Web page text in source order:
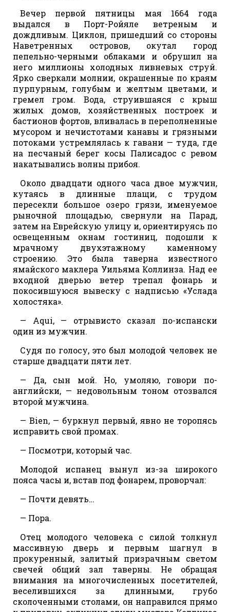
Вечер первой пятницы мая 1664 года
выдался в Порт-Ройяле ветреным и
дождливым. Циклон, пришедший со стороны
Наветренных островов, окутал город
пепельно-черными облаками и обрушил на
него миллионы холодных ливневых струй.
Ярко сверкали молнии, окрашенные по краям
пурпурным, голубым и желтым цветами, и
гремел гром. Вода, струившаяся с крыш
жилых домов, хозяйственных построек и
бастионов фортов, вливалась в переполненные
мусором и нечистотами канавы и грязными
потоками устремлялась к гавани — туда, где
на песчаный берег косы Палисадос с ревом
накатывались волны прибоя.
Около двадцати одного часа двое мужчин,
кутаясь в длинные плащи, с трудом
пересекли большое озеро грязи, именуемое
рыночной площадью, свернули на Парад,
затем на Еврейскую улицу и, ориентируясь по
освещенным окнам гостиниц, подошли к
мрачному двухэтажному каменному
строению. Это была таверна известного
ямайского маклера Уильяма Коллинза. Над ее
входной дверью ветер трепал фонарь и
покосившуюся вывеску с надписью «Услада
холостяка».
— Aqui, — отрывисто сказал по-испански
один из мужчин.
Судя по голосу, это был молодой человек не
старше двадцати пяти лет.
— Да, сын мой. Но, умоляю, говори по-
английски, — недовольным тоном отозвался
второй мужчина.
— Bien, — буркнул первый, явно не торопясь
исправить свой промах.
— Посмотри, который час.
Молодой испанец вынул из-за широкого
пояса часы и, встав под фонарем, проворчал:
— Почти девять…
— Пора.
Отец молодого человека с силой толкнул
массивную дверь и первым шагнул в
прокуренный, залитый призрачным светом
свечей общий зал таверны. Не обращая
внимания на многочисленных посетителей,
веселившихся за длинными, грубо
сколоченными столами, он направился прямо